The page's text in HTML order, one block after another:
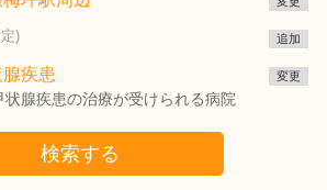
) 追加
疾患
状腺疾患の治療が受けられる病院
変更
検索する